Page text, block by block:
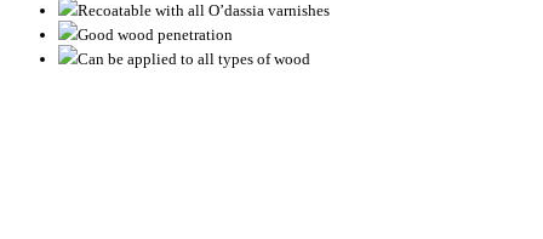
Recoatable with all O’dassia varnishes
Good wood penetration
Can be applied to all types of wood